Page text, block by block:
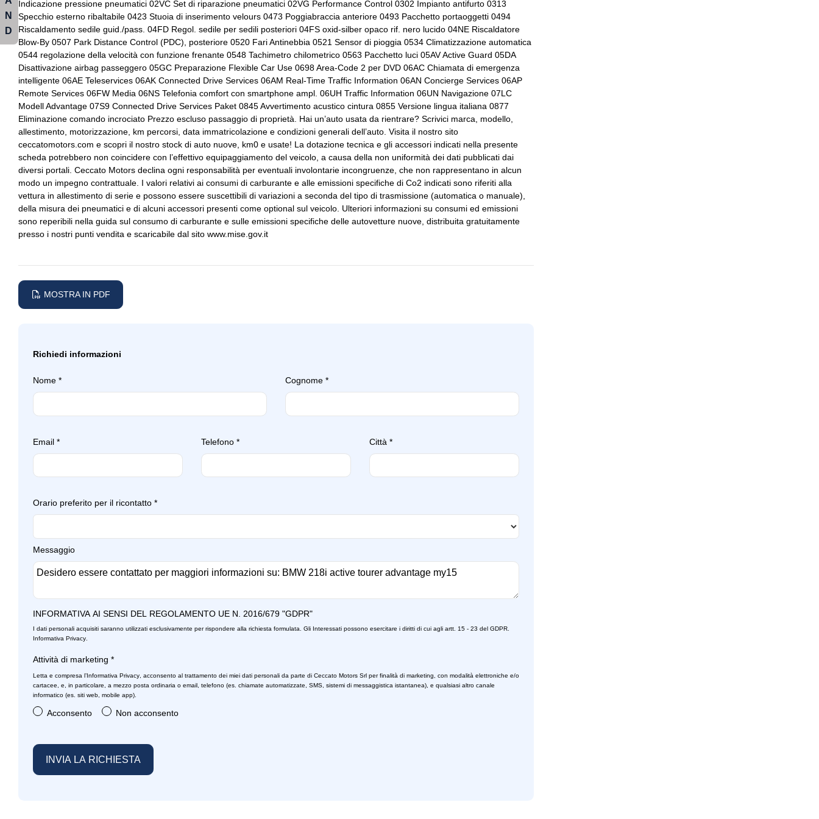
Start & stop Tappetini Volante in pelle
Volante multifunzionale Volante regolabile
Impianto audio con bluetooth Impianto di scarico Indicatore cambio marcia
Indicatore pressione pneumatici Interni in tessuto Interni personalizzazione colori
Kit riparazione pneumatici / tirefit Luci diurne
Motori twin power turbo omologati
secondo al normativa euro 6
Portadocumenti e libretto d'uso e
Regolatore di velocità - cruise control Sedili anteriori regolabili Sedili posteriori regolabili
Selettore stile di guida Sensori parcheggio posteriori Servosterzo
Sospensioni Specchietti retrovisori elettrici Start & stop
Tappetini Volante in pelle Volante regolabile
Indicazione pressione pneumatici 02VC Set di riparazione pneumatici 02VG Performance Control 0302 Impianto antifurto 0313
Specchio esterno ribaltabile 0423 Stuoia di inserimento velours 0473 Poggiabraccia anteriore 0493 Pacchetto portaoggetti 0494
Riscaldamento sedile guid./pass. 04FD Regol. sedile per sedili posteriori 04FS oxid-silber opaco rif. nero lucido 04NE Riscaldatore
Blow-By 0507 Park Distance Control (PDC), posteriore 0520 Fari Antinebbia 0521 Sensor di pioggia 0534 Climatizzazione automatica
0544 regolazione della velocità con funzione frenante 0548 Tachimetro chilometrico 0563 Pacchetto luci 05AV Active Guard 05DA
Disattivazione airbag passeggero 05GC Preparazione Flexible Car Use 0698 Area-Code 2 per DVD 06AC Chiamata di emergenza
intelligente 06AE Teleservices 06AK Connected Drive Services 06AM Real-Time Traffic Information 06AN Concierge Services 06AP
Remote Services 06FW Media 06NS Telefonia comfort con smartphone ampl. 06UH Traffic Information 06UN Navigazione 07LC
Modell Advantage 07S9 Connected Drive Services Paket 0845 Avvertimento acustico cintura 0855 Versione lingua italiana 0877
Eliminazione comando incrociato Prezzo escluso passaggio di proprietà. Hai un’auto usata da rientrare? Scrivici marca, modello,
allestimento, motorizzazione, km percorsi, data immatricolazione e condizioni generali dell’auto. Visita il nostro sito
ceccatomotors.com e scopri il nostro stock di auto nuove, km0 e usate! La dotazione tecnica e gli accessori indicati nella presente
scheda potrebbero non coincidere con l’effettivo equipaggiamento del veicolo, a causa della non uniformità dei dati pubblicati dai
diversi portali. Ceccato Motors declina ogni responsabilità per eventuali involontarie incongruenze, che non rappresentano in alcun
modo un impegno contrattuale. I valori relativi ai consumi di carburante e alle emissioni specifiche di Co2 indicati sono riferiti alla
vettura in allestimento di serie e possono essere suscettibili di variazioni a seconda del tipo di trasmissione (automatica o manuale),
della misura dei pneumatici e di alcuni accessori presenti come optional sul veicolo. Ulteriori informazioni su consumi ed emissioni
sono reperibili nella guida sul consumo di carburante e sulle emissioni specifiche delle autovetture nuove, distribuita gratuitamente
presso i nostri punti vendita e scaricabile dal sito www.mise.gov.it
MOSTRA IN PDF
Richiedi informazioni
Nome * Cognome *
Email * Telefono * Città *
Orario preferito per il ricontatto *
Messaggio
INFORMATIVA AI SENSI DEL REGOLAMENTO UE N. 2016/679 "GDPR"
I dati personali acquisiti saranno utilizzati esclusivamente per rispondere alla richiesta formulata. Gli Interessati possono esercitare i diritti di cui agli artt. 15 - 23 del GDPR.
Informativa Privacy
Attività di marketing *
Letta e compresa l’Informativa Privacy , acconsento al trattamento dei miei dati personali da parte di Ceccato Motors Srl per finalità di marketing, con modalità elettroniche e/o
cartacee, e, in particolare, a mezzo posta ordinaria o email, telefono (es. chiamate automatizzate, SMS, sistemi di messaggistica istantanea), e qualsiasi altro canale
informatico (es. siti web, mobile app).
Acconsento Non acconsento
N
D